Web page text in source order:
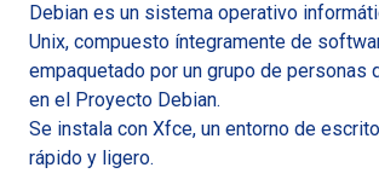
Debian es un sistema operativo
Unix, compuesto íntegramente de
empaquetado por un grupo de personas
en el Proyecto Debian.
Se instala con Xfce, un entorno de
rápido y ligero.